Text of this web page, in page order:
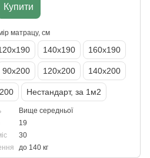
Купити
матрацу, см
140х190 160х190
90х200 120х200 140х200
Нестандарт, за 1м2
Вище середньої
19
30
до 140 кг